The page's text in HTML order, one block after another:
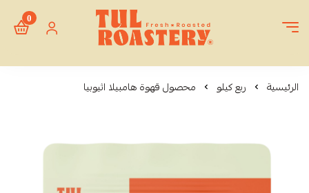
Tul Roastery
0
الرئيسية ربع كيلو محصول قهوة هامبيلا اثيوبيا